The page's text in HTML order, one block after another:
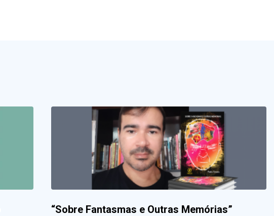
“Sobre Fantasmas e Outras Memórias”